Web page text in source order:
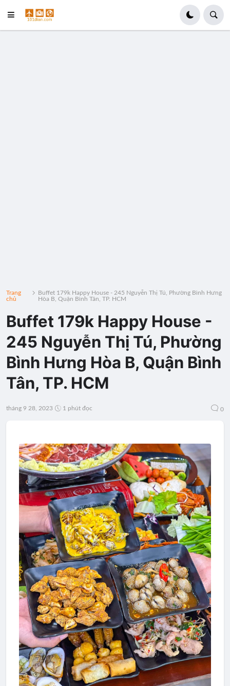
Trang
chủ
Buffet 179k Happy House - 245 Nguyễn Thị Tú, Phường Bình Hưng
Hòa B, Quận Bình Tân, TP. HCM
Buffet 179k Happy House -
245 Nguyễn Thị Tú, Phường
Bình Hưng Hòa B, Quận Bình
Tân, TP. HCM
tháng 9 28, 2023 1 phút đọc 0